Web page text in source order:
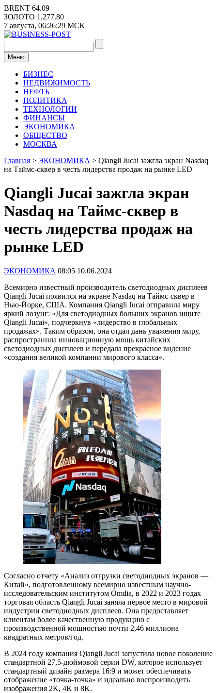
Перейти
к
содержимому
BRENT 64.09
ЗОЛОТО 1,277.80
7 августа, 06:26:29 МСК
Меню
БИЗНЕС
НЕДВИЖИМОСТЬ
НЕФТЬ
ПОЛИТИКА
ТЕХНОЛОГИИ
ФИНАНСЫ
ЭКОНОМИКА
ОБЩЕСТВО
МОСКВА
Главная > ЭКОНОМИКА > Qiangli Jucai зажгла экран Nasdaq
на Таймс-сквер в честь лидерства продаж на рынке LED
Qiangli Jucai зажгла экран
Nasdaq на Таймс-сквер в
честь лидерства продаж на
рынке LED
ЭКОНОМИКА 08:05 10.06.2024
Всемирно известный производитель светодиодных дисплеев
Qiangli Jucai появился на экране Nasdaq на Таймс-сквер в
Нью-Йорке, США. Компания Qiangli Jucai отправила миру
яркий лозунг: «Для светодиодных больших экранов ищите
Qiangli Jucai», подчеркнув «лидерство в глобальных
продажах». Таким образом, она отдал дань уважения миру,
распространила инновационную мощь китайских
светодиодных дисплеев и передала прекрасное видение
«создания великой компании мирового класса».
Согласно отчету «Анализ отгрузки светодиодных экранов —
Китай», подготовленному всемирно известным научно-
исследовательским институтом Omdia, в 2022 и 2023 годах
торговая область Qiangli Jucai заняла первое место в мировой
индустрии светодиодных дисплеев. Она предоставляет
клиентам более качественную продукцию с
производственной мощностью почти 2,46 миллиона
квадратных метров/год.
В 2024 году компания Qiangli Jucai запустила новое поколение
стандартной 27,5-дюймовой серии DW, которое использует
стандартный дизайн размера 16:9 и может обеспечивать
отображение «точка-точка» и идеально воспроизводить
изображения 2K, 4K и 8K.